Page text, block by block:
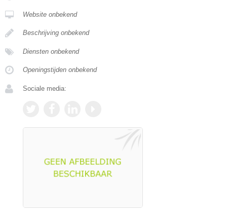
Website onbekend
Beschrijving onbekend
Diensten onbekend
Openingstijden onbekend
Sociale media: